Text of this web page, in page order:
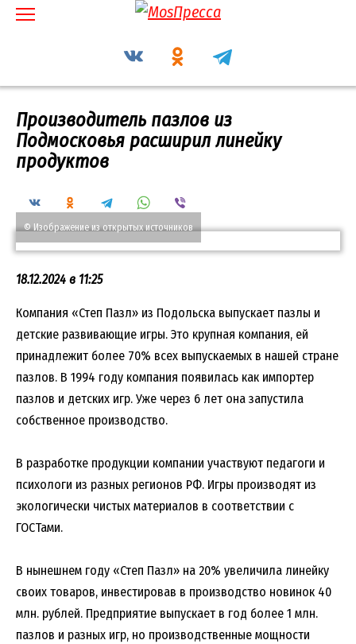
Перейти
Производитель пазлов из
Подмосковья расширил линейку
продуктов
© Изображение из открытых источников
18.12.2024 в 11:25
Компания «Степ Пазл» из Подольска выпускает пазлы и
детские развивающие игры. Это крупная компания, ей
принадлежит более 70% всех выпускаемых в нашей стране
пазлов. В 1994 году компания появилась как импортер
пазлов и детских игр. Уже через 6 лет она запустила
собственное производство.
В разработке продукции компании участвуют педагоги и
психологи из разных регионов РФ. Игры производят из
экологически чистых материалов в соответствии с
ГОСТами.
В нынешнем году «Степ Пазл» на 20% увеличила линейку
своих товаров, инвестировав в производство новинок 40
млн. рублей. Предприятие выпускает в год более 1 млн.
пазлов и разных игр, но производственные мощности